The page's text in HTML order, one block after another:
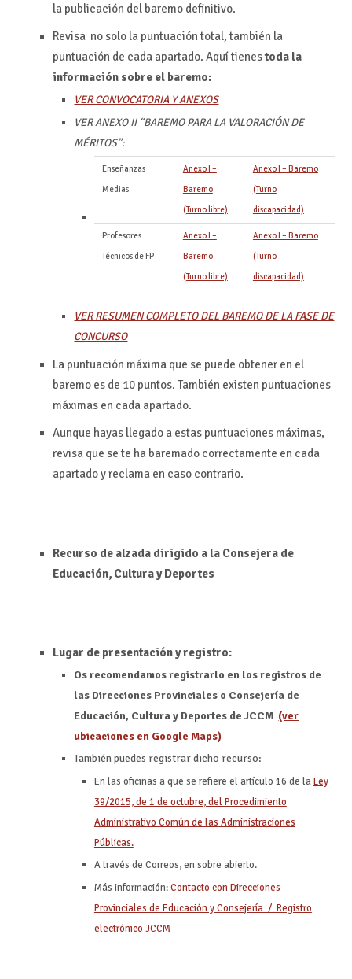
la publicación del baremo definitivo.
Revisa no solo la puntuación total, también la
puntuación de cada apartado. Aquí tienestoda la
información sobre el baremo:
VER CONVOCATORIA Y ANEXOS
VER ANEXO II “BAREMO PARA LA VALORACIÓN DE
MÉRITOS”:
Enseñanzas
Medias
Anexo I –
Baremo
(Turno libre)
Anexo I – Baremo
(Turno
discapacidad)
Profesores
Técnicos de FP
Anexo I –
Baremo
(Turno libre)
Anexo I – Baremo
(Turno
discapacidad)
VER RESUMEN COMPLETO DEL BAREMO DE LA FASE DE
CONCURSO
La puntuación máxima que se puede obtener en el
baremo es de 10 puntos. También existen puntuaciones
máximas en cada apartado.
Aunque hayas llegado a estas puntuaciones máximas,
revisa que se te ha baremado correctamente en cada
apartado y reclama en caso contrario.
Recurso de alzada dirigido a la Consejera de
Educación, Cultura y Deportes
Lugar de presentación y registro:
Os recomendamos registrarlo en los registros de
las Direcciones Provinciales o Consejería de
Educación, Cultura y Deportes de JCCM (ver
ubicaciones en Google Maps)
También puedes registrar dicho recurso:
En las oficinas a que se refiere el artículo 16 de laLey
39/2015, de 1 de octubre, del Procedimiento
Administrativo Común de las Administraciones
Públicas.
A través de Correos, en sobre abierto.
Más información:Contacto con Direcciones
Provinciales de Educación y Consejería / Registro
electrónico JCCM